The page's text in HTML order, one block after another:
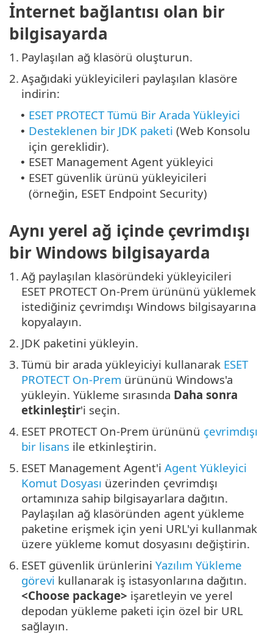
İnternet bağlantısı olan bir
bilgisayarda
1. Paylaşılan ağ klasörü oluşturun.
2. Aşağıdaki yükleyicileri paylaşılan klasöre
indirin:
• ESET PROTECT Tümü Bir Arada Yükleyici
• Desteklenen bir JDK paketi (Web Konsolu
için gereklidir).
• ESET Management Agent yükleyici
• ESET güvenlik ürünü yükleyicileri
(örneğin, ESET Endpoint Security)
Aynı yerel ağ içinde çevrimdışı
bir Windows bilgisayarda
1. Ağ paylaşılan klasöründeki yükleyicileri
ESET PROTECT On-Prem ürününü yüklemek
istediğiniz çevrimdışı Windows bilgisayarına
kopyalayın.
2. JDK paketini yükleyin.
3. Tümü bir arada yükleyiciyi kullanarak ESET
PROTECT On-Prem ürününü Windows'a
yükleyin. Yükleme sırasında Daha sonra
etkinleştir'i seçin.
4. ESET PROTECT On-Prem ürününü çevrimdışı
bir lisans ile etkinleştirin.
5. ESET Management Agent'i Agent Yükleyici
Komut Dosyası üzerinden çevrimdışı
ortamınıza sahip bilgisayarlara dağıtın.
Paylaşılan ağ klasöründen agent yükleme
paketine erişmek için yeni URL'yi kullanmak
üzere yükleme komut dosyasını değiştirin.
6. ESET güvenlik ürünlerini Yazılım Yükleme
görevi kullanarak iş istasyonlarına dağıtın.
<Choose package> işaretleyin ve yerel
depodan yükleme paketi için özel bir URL
sağlayın.